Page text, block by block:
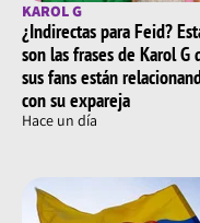
KAROL G
¿Indirectas para Feid?
son las frases de Karol G
sus fans están
con su expareja
Hace un día